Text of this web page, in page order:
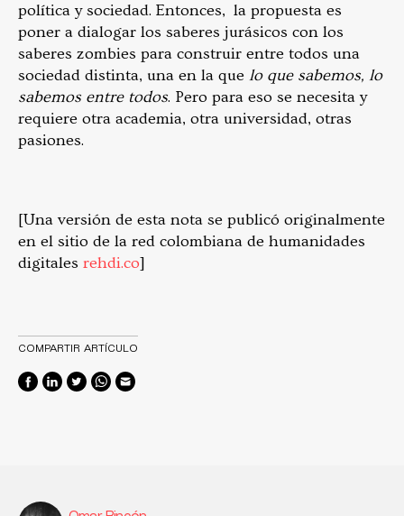
política y sociedad. Entonces, la propuesta es
poner a dialogar los saberes jurásicos con los
saberes zombies para construir entre todos una
sociedad distinta, una en la que lo que sabemos, lo
sabemos entre todos. Pero para eso se necesita y
requiere otra academia, otra universidad, otras
pasiones.
[Una versión de esta nota se publicó originalmente
en el sitio de la red colombiana de humanidades
digitales rehdi.co]
COMPARTIR ARTÍCULO